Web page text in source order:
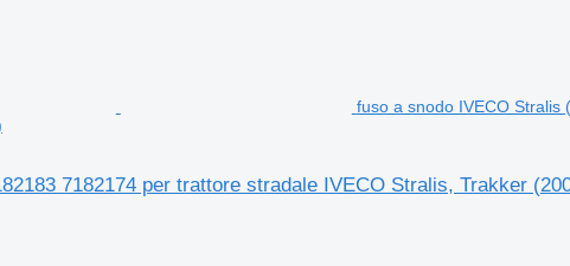
fuso a snodo IVECO
7182174 per trattore stradale IVECO Stralis, Trakker